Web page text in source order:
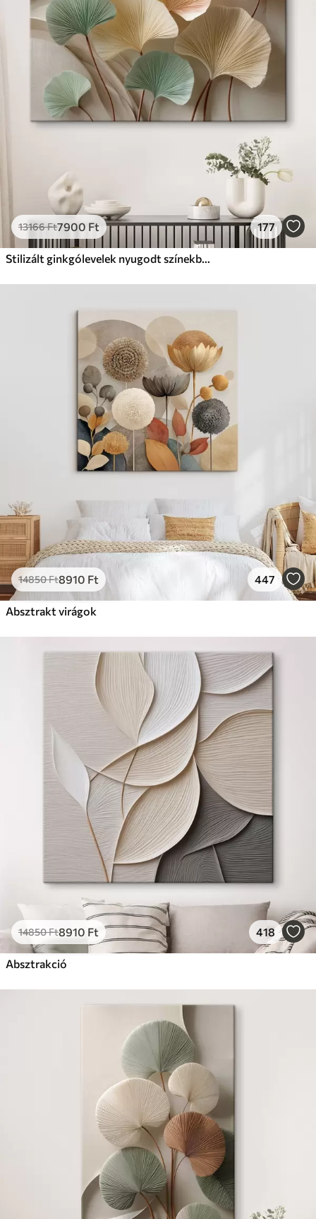
✗Környezetbarát anyag
Prémium
Ft
Élénk, gazdag színek
Fakulásálló
✓Biztonságos, szagtalan tinta
Eco-Prémium
Tól12405Ft
✓Élénk, gazdag színek
✓Fakulásálló
Környezetbarát anyag
13166Ft7900 Ft 177
Stilizált ginkgólevelek nyugodt színekben
14850Ft8910 Ft 447
Absztrakt virágok
14850Ft8910 Ft 418
Absztrakció